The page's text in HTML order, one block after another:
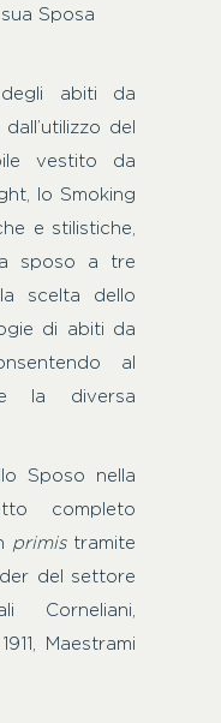
Sposa
degli abiti da
del
vestito da
lo Smoking
e stilistiche,
sposo a tre
scelta dello
di abiti da
al
la diversa
Sposo nella
completo
primistramite
del settore
Corneliani,
Maestrami